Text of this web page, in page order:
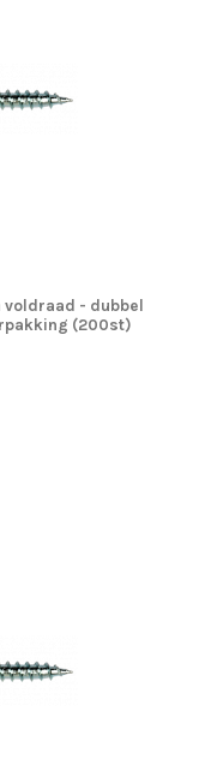
voldraad - dubbel
(200st)